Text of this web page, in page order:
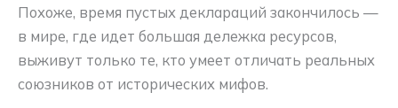
Похоже, время пустых деклараций закончилось —
в мире, где идет большая дележка ресурсов,
выживут только те, кто умеет отличать реальных
союзников от исторических мифов.